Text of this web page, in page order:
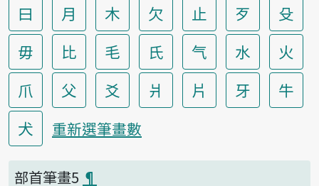
曰
月 木 欠 止 歹
殳
毋
比 毛 氏 气 水
火
爪
父 爻 爿 片 牙
牛
犬
重新選筆畫數
部首筆畫5 ¶